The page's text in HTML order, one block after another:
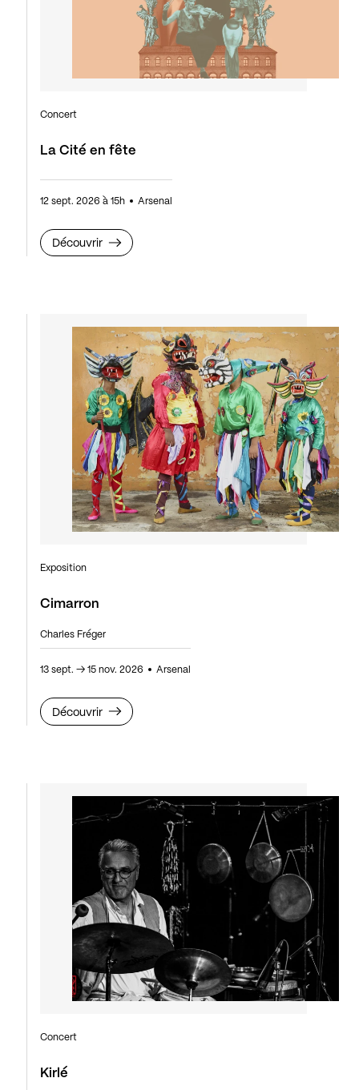
La Cité en fête
Concert
12 sept. 2026 à 15h Arsenal
Découvrir
Cimarron
Exposition
Charles Fréger
13 sept. →15 nov. 2026 Arsenal
Découvrir
Kirlé
Concert